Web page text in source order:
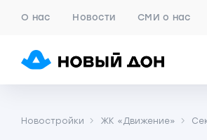
О нас Новости СМИ о нас
Новостройки ЖК «Движение»